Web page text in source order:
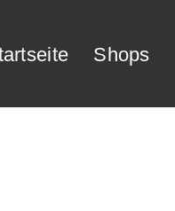
Shops